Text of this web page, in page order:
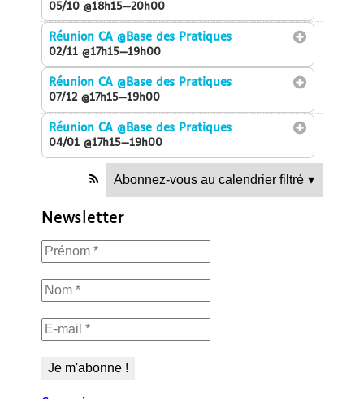
05/10 @18h15—20h00
Réunion CA@Base des Pratiques
02/11 @17h15—19h00
Réunion CA@Base des Pratiques
07/12 @17h15—19h00
Réunion CA@Base des Pratiques
04/01 @17h15—19h00
Abonnez-vous au calendrier filtré ▾
Newsletter